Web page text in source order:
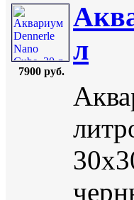
7900 руб.
л